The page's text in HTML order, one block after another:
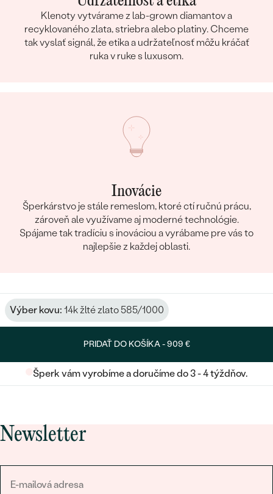
Klenoty vytvárame z lab-grown diamantov a
recyklovaného zlata, striebra alebo platiny. Chceme
tak vyslať signál, že etika a udržateľnosť môžu kráčať
ruka v ruke s luxusom.
Inovácie
Šperkárstvo je stále remeslom, ktoré ctí ručnú prácu,
zároveň ale využívame aj moderné technológie.
Spájame tak tradíciu s inováciou a vyrábame pre vás to
najlepšie z každej oblasti.
Výber kovu: 14k žlté zlato 585/1000
PRIDAŤ DO KOŠÍKA -909 €
Šperk vám vyrobíme a doručíme do 3 - 4 týždňov.
Newsletter